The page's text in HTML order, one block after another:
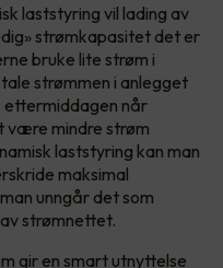
laststyring vil lading av
strømkapasitet det er
bruke lite strøm i
strømmen i anlegget
ettermiddagen når
være mindre strøm
laststyring kan man
maksimal
unngår det som
strømnettet.
gir en smart utnyttelse